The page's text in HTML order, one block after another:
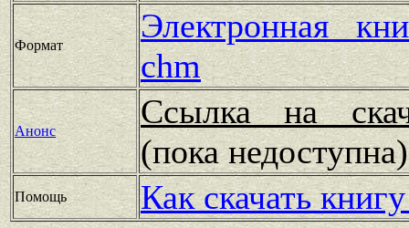
Формат
Электронная
chm
Анонс
Ссылка на
(пока
Помощь Как скачать